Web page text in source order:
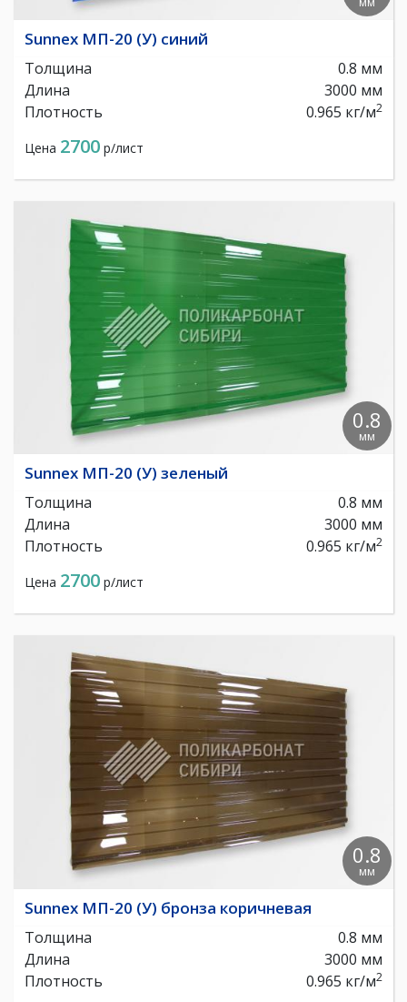
Sunnex МП-20 (У) синий
Толщина
0.8 мм
Длина
3000 мм
Плотность
0.965 кг/м2
Цена 2700 р/лист
0.8
мм
Sunnex МП-20 (У) зеленый
Толщина
0.8 мм
Длина
3000 мм
Плотность
0.965 кг/м2
Цена 2700 р/лист
0.8
мм
Sunnex МП-20 (У) бронза коричневая
Толщина
0.8 мм
Длина
3000 мм
Плотность
0.965 кг/м2